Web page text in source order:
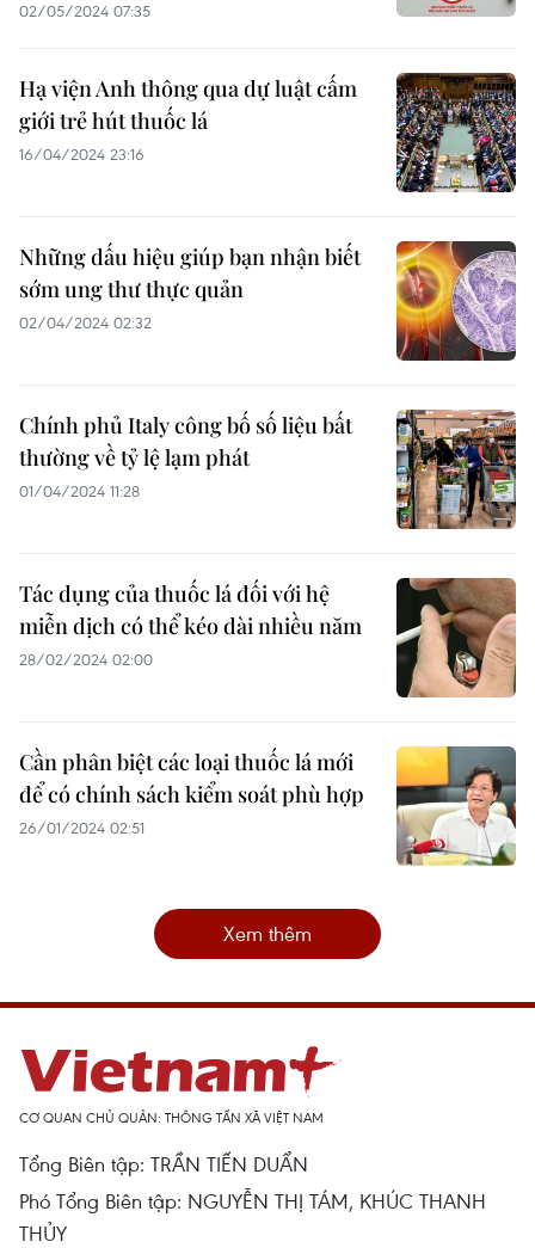
02/05/2024 07:35
Hạ viện Anh thông qua dự luật cấm
giới trẻ hút thuốc lá
16/04/2024 23:16
Những dấu hiệu giúp bạn nhận biết
sớm ung thư thực quản
02/04/2024 02:32
Chính phủ Italy công bố số liệu bất
thường về tỷ lệ lạm phát
01/04/2024 11:28
Tác dụng của thuốc lá đối với hệ
miễn dịch có thể kéo dài nhiều năm
28/02/2024 02:00
Cần phân biệt các loại thuốc lá mới
để có chính sách kiểm soát phù hợp
26/01/2024 02:51
Xem thêm
CƠ QUAN CHỦ QUẢN: THÔNG TẤN XÃ VIỆT NAM
Tổng Biên tập: TRẦN TIẾN DUẨN
Phó Tổng Biên tập: NGUYỄN THỊ TÁM, KHÚC THANH
THỦY